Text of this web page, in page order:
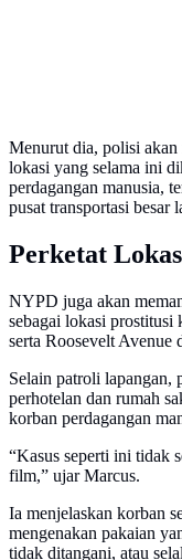
Menurut dia, polisi akan
lokasi yang selama ini
perdagangan manusia,
pusat transportasi besar
Perketat
NYPD juga akan
sebagai lokasi
serta Roosevelt Avenue
Selain patroli lapangan,
perhotelan dan rumah
korban perdagangan
“Kasus seperti ini tidak
film,” ujar Marcus.
Ia menjelaskan korban
mengenakan pakaian
tidak ditangani, atau